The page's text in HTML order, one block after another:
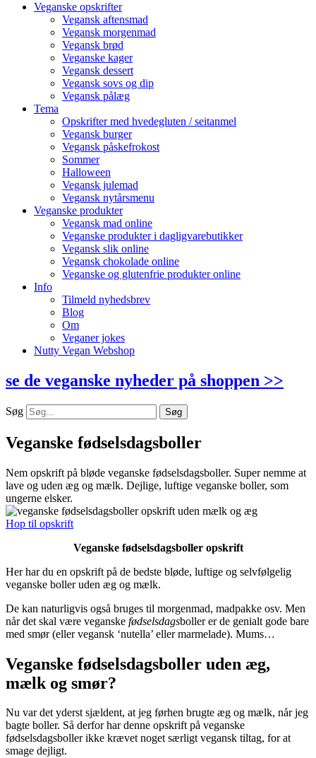
Veganske opskrifter
Vegansk aftensmad
Vegansk morgenmad
Vegansk brød
Veganske kager
Vegansk dessert
Vegansk sovs og dip
Vegansk pålæg
Tema
Opskrifter med hvedegluten / seitanmel
Vegansk burger
Vegansk påskefrokost
Sommer
Halloween
Vegansk julemad
Vegansk nytårsmenu
Veganske produkter
Vegansk mad online
Veganske produkter i dagligvarebutikker
Vegansk slik online
Vegansk chokolade online
Veganske og glutenfrie produkter online
Info
Tilmeld nyhedsbrev
Blog
Om
Veganer jokes
Nutty Vegan Webshop
se de veganske nyheder på shoppen >>
Søg Søg
Veganske fødselsdagsboller
Nem opskrift på bløde veganske fødselsdagsboller. Super nemme at
lave og uden æg og mælk. Dejlige, luftige veganske boller, som
ungerne elsker.
Hop til opskrift
Veganske fødselsdagsboller opskrift
Her har du en opskrift på de bedste bløde, luftige og selvfølgelig
veganske boller uden æg og mælk.
De kan naturligvis også bruges til morgenmad, madpakke osv. Men
når det skal være veganske fødselsdagsboller er de genialt gode bare
med smør (eller vegansk ‘nutella’ eller marmelade). Mums…
Veganske fødselsdagsboller uden æg,
mælk og smør?
Nu var det yderst sjældent, at jeg førhen brugte æg og mælk, når jeg
bagte boller. Så derfor har denne opskrift på veganske
fødselsdagsboller ikke krævet noget særligt vegansk tiltag, for at
smage dejligt.